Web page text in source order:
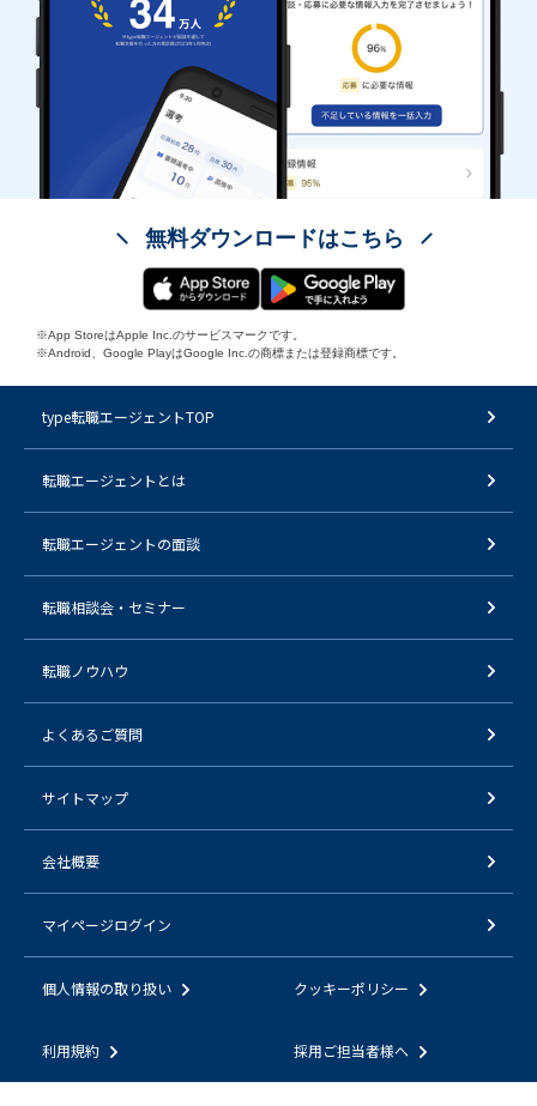
無料ダウンロードはこちら
※App StoreはApple Inc.のサービスマークです。
※Android、Google PlayはGoogle Inc.の商標または登録商標です。
type転職エージェントTOP
転職エージェントとは
転職エージェントの面談
転職相談会・セミナー
転職ノウハウ
よくあるご質問
サイトマップ
会社概要
マイページログイン
個人情報の取り扱い クッキーポリシー
利用規約 採用ご担当者様へ